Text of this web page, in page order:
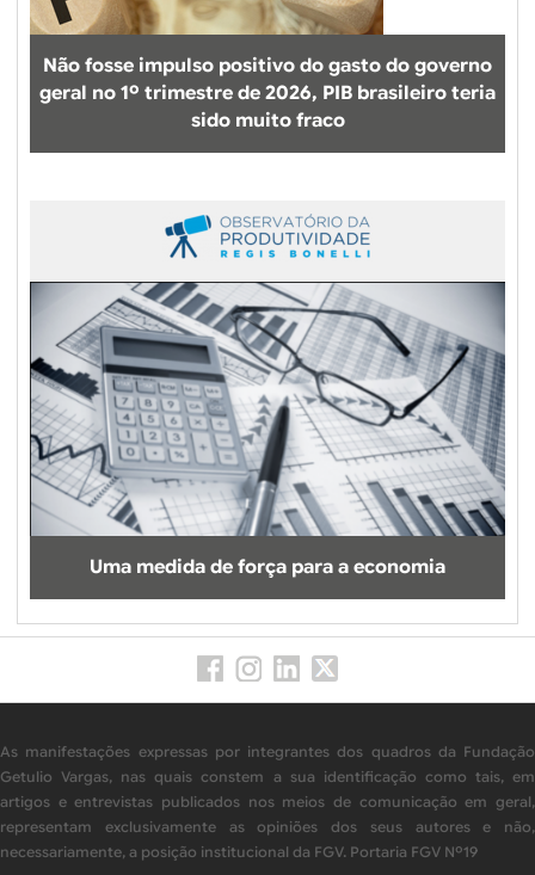
Não fosse impulso positivo do gasto do governo
geral no 1º trimestre de 2026, PIB brasileiro teria
sido muito fraco
Uma medida de força para a economia
As manifestações expressas por integrantes dos quadros da Fundação
Getulio Vargas, nas quais constem a sua identificação como tais, em
artigos e entrevistas publicados nos meios de comunicação em geral,
representam exclusivamente as opiniões dos seus autores e não,
necessariamente, a posição institucional da FGV. Portaria FGV Nº19